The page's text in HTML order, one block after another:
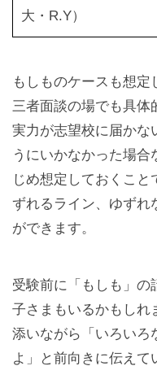
大・R.Y）
もしものケースも想定
三者面談の場でも具体
実力が志望校に届かな
うにいかなかった場
じめ想定しておくこ
ずれるライン、ゆずれ
ができます。
受験前に「もしも」の
子さまもいるかもしれ
添いながら「いろいろ
よ」と前向きに伝えて